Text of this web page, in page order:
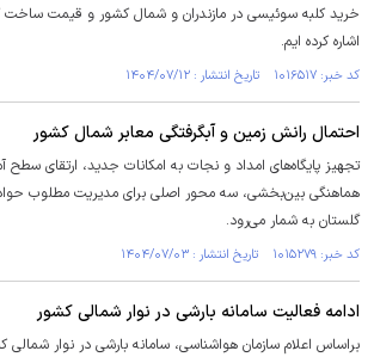
خرید کلبه سوئیسی در مازندران و شمال کشور و قیمت ساخت
اشاره کرده ایم.
کد خبر: ۱۰۱۶۵۱۷ تاریخ انتشار : ۱۴۰۴/۰۷/۱۲
احتمال رانش زمین و آبگرفتگی معابر شمال کشور
تجهیز پایگاه‌های امداد و نجات به امکانات جدید، ارتقای سطح
هماهنگی بین‌بخشی، سه محور اصلی برای مدیریت مطلوب
گلستان به شمار می‌رود.
کد خبر: ۱۰۱۵۲۷۹ تاریخ انتشار : ۱۴۰۴/۰۷/۰۳
ادامه فعالیت سامانه بارشی در نوار شمالی کشور
براساس اعلام سازمان هواشناسی، سامانه بارشی در نوار